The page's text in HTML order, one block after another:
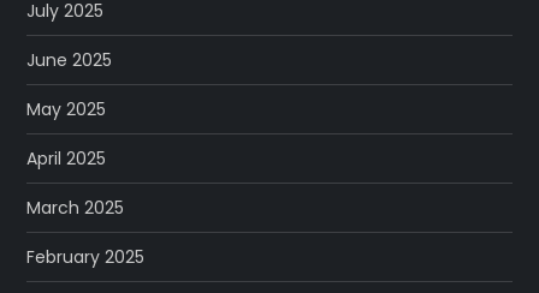
July 2025
June 2025
May 2025
April 2025
March 2025
February 2025